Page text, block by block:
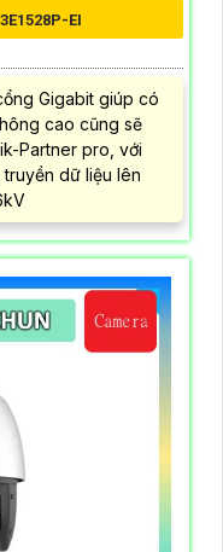
EI
Gigabit giúp có
cao cũng sẽ
Partner pro, với
dữ liệu lên